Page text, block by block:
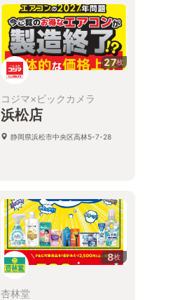
27枚
コジマ×ビックカメラ
浜松店
静岡県浜松市中央区高林5-7-28
8枚
杏林堂